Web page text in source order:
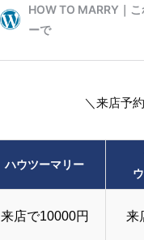
＼来店予
ハウツーマリー
来店で10000円 来